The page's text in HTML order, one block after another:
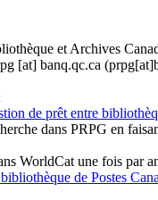
et Archives
[at] banq.qc.ca
de prêt entre
dans PRPG en
WorldCat une fois par
de Postes